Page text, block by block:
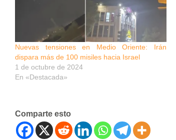
Nuevas tensiones en Medio Oriente: Irán
dispara más de 100 misiles hacia Israel
1 de octubre de 2024
En «Destacada»
Comparte esto